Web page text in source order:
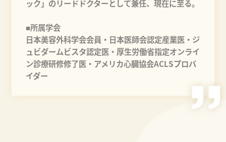
ック」のリードドクターとして兼任、現在に至る。
■所属学会
日本美容外科学会会員・日本医師会認定産業医・ジ
ュビダームビスタ認定医・厚生労働省指定オンライ
ン診療研修修了医・アメリカ心臓協会ACLSプロバ
イダー